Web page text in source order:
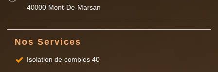
40000 Mont-De-Marsan
Nos Services
Isolation de combles 40